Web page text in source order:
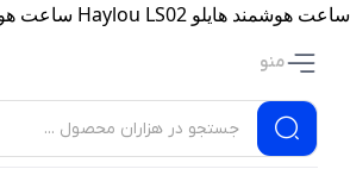
ساعت هوشمند هایلو Haylou LS02 ساعت هوشمند شیائومی هایلو LS02
منو